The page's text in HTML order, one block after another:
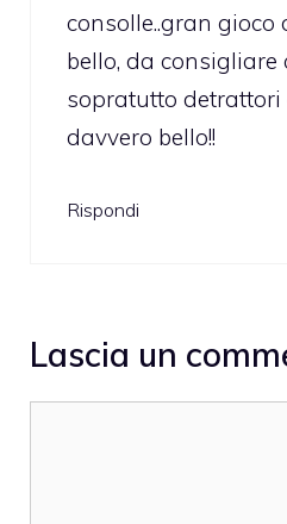
consolle..gran gioco
bello, da consigliare
sopratutto detrattori
davvero bello!!
Rispondi
Lascia un